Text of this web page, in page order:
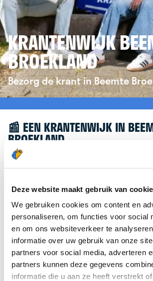
Deze website maakt gebruik van
We gebruiken cookies om content en
personaliseren, om functies voor social
en om ons websiteverkeer te
informatie over uw gebruik van onze
partners voor social media, adverteren
partners kunnen deze gegevens
informatie die u aan ze heeft verstrekt
KRANTENWIJK
BROEKLAND
Bezorg de krant in Beemte
📰 EEN KRANTENWIJK IN
BROEKLAND
Leuk dat je geïnteresseerd bent in
helpen, verwijzen we je graag door
website vankrantenbezorgen.nl.
eenvoudig aanmelden om de krant
Beemte Broekland.
We hopen dat je snel aan de slag
je veel succes! 🚴‍♂️💨